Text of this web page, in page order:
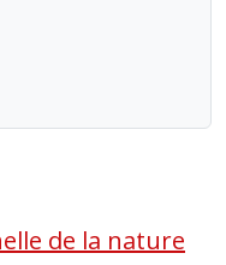
de la nature